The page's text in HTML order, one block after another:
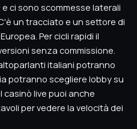
ci sono scommesse laterali
un tracciato e un settore di
Per cicli rapidi il
senza commissione.
italiani potranno
potranno scegliere lobby su
casinò live puoi anche
per vedere la velocità dei